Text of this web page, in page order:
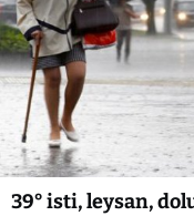
39° isti, leysan,